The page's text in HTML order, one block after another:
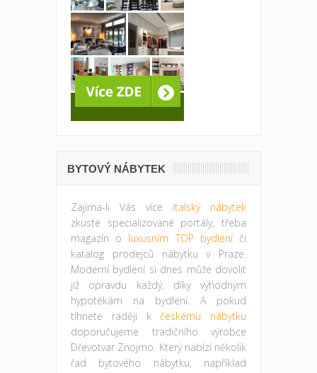
BYTOVÝ NÁBYTEK
Zajíma-li Vás více italský nábytek
zkuste specializované portály, třeba
magazín o luxusním TOP bydleníči
katalog prodejců nábytku v Praze.
Moderní bydlení si dnes může dovolit
již opravdu každý, díky výhodným
hypotékám na bydlení. A pokud
tíhnete raději kčeskému nábytku
doporučujeme tradičního výrobce
Dřevotvar Znojmo. Který nabízí několik
řad bytového nábytku, například